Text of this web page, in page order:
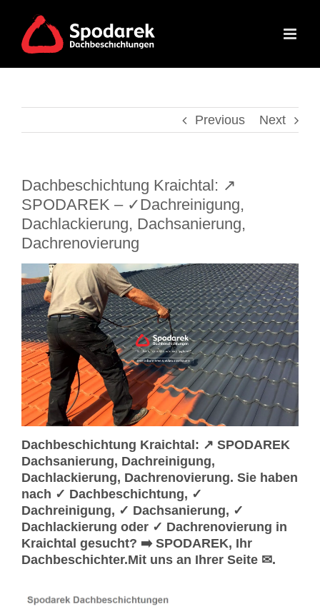
content
Previous Next
Dachbeschichtung Kraichtal: ↗️
SPODAREK – ✓Dachreinigung,
Dachlackierung, Dachsanierung,
Dachrenovierung
Dachbeschichtung Kraichtal: ↗️ SPODAREK
Dachsanierung, Dachreinigung,
Dachlackierung, Dachrenovierung. Sie haben
nach ✓ Dachbeschichtung, ✓
Dachreinigung, ✓ Dachsanierung, ✓
Dachlackierung oder ✓ Dachrenovierung in
Kraichtal gesucht? ➡️ SPODAREK, Ihr
Dachbeschichter.Mit uns an Ihrer Seite ✉.